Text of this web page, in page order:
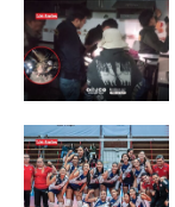
Diario
Nosotros
Contacto